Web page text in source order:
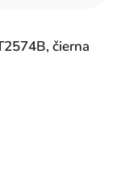
čierna